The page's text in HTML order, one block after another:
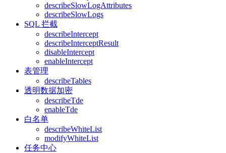
describeSlowLogAttributes
describeSlowLogs
SQL 拦截
describeIntercept
describeInterceptResult
disableIntercept
enableIntercept
表管理
describeTables
透明数据加密
describeTde
enableTde
白名单
describeWhiteList
modifyWhiteList
任务中心